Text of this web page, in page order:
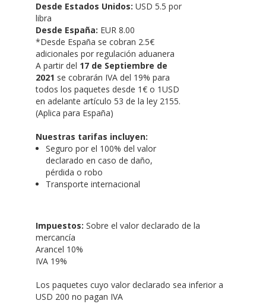
Desde Estados Unidos: USD 5.5 por
libra
Desde España: EUR 8.00
*Desde España se cobran 2.5€
adicionales por regulación aduanera
A partir del 17 de Septiembre de
2021 se cobrarán IVA del 19% para
todos los paquetes desde 1€ o 1USD
en adelante artículo 53 de la ley 2155.
(Aplica para España)
Nuestras tarifas incluyen:
Seguro por el 100% del valor
declarado en caso de daño,
pérdida o robo
Transporte internacional
Impuestos: Sobre el valor declarado de la
mercancía
Arancel 10%
IVA 19%
Los paquetes cuyo valor declarado sea inferior a
USD 200 no pagan IVA